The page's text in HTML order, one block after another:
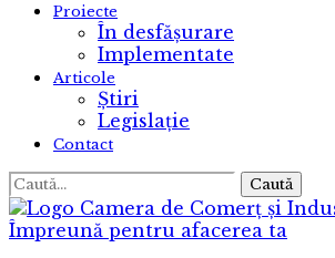
Proiecte
În desfășurare
Implementate
Articole
Știri
Legislație
Contact
Caută
Camera de Comerț și
Împreună pentru afacerea ta